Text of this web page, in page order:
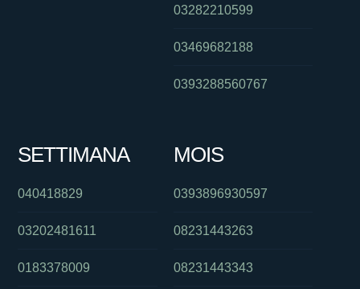
03282210599
03469682188
0393288560767
SETTIMANA
040418829
03202481611
0183378009
MOIS
0393896930597
08231443263
08231443343